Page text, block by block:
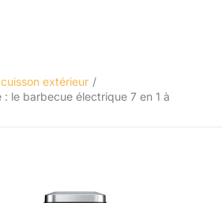
extérieur
le barbecue électrique 7 en 1 à